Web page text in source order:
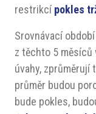
restrikcípokles
Srovnávací
z těchto 5
úvahy,
průměr budou
bude pokles,